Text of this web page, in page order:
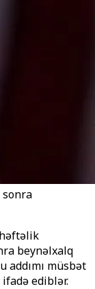
sonra
beynəlxalq
addımı müsbət
ediblər.